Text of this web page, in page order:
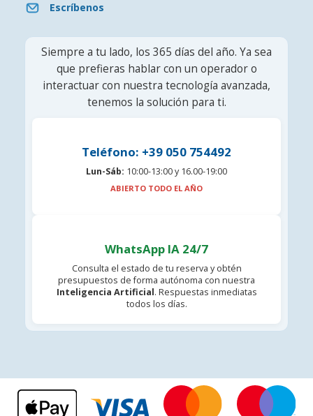
Escríbenos
Siempre a tu lado, los 365 días del año. Ya sea
que prefieras hablar con un operador o
interactuar con nuestra tecnología avanzada,
tenemos la solución para ti.
Teléfono: +39 050 754492
Lun-Sáb: 10:00-13:00 y 16.00-19:00
ABIERTO TODO EL AÑO
WhatsApp IA 24/7
Consulta el estado de tu reserva y obtén
presupuestos de forma autónoma con nuestra
Inteligencia Artificial. Respuestas inmediatas
todos los días.